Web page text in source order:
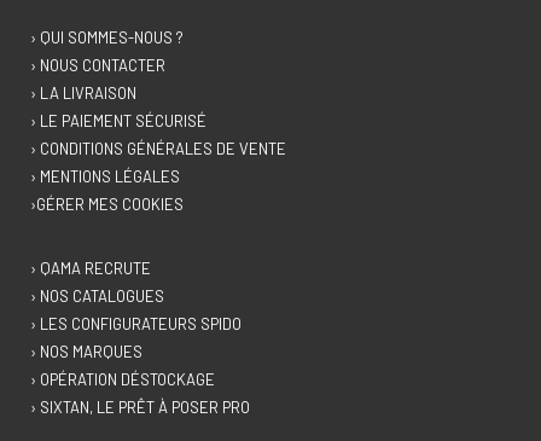
› QUI SOMMES-NOUS ?
› NOUS CONTACTER
› LA LIVRAISON
› LE PAIEMENT SÉCURISÉ
› CONDITIONS GÉNÉRALES DE VENTE
› MENTIONS LÉGALES
›GÉRER MES COOKIES
› QAMA RECRUTE
› NOS CATALOGUES
› LES CONFIGURATEURS SPIDO
› NOS MARQUES
› OPÉRATION DÉSTOCKAGE
› SIXTAN, LE PRÊT À POSER PRO